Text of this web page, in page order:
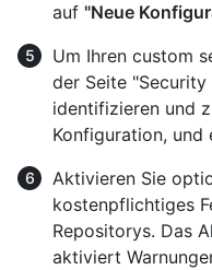
auf "Neue
Um Ihren custom
der Seite
identifizieren und
Konfiguration, und
Aktivieren Sie
kostenpflichtiges
Repositorys. Das
aktiviert